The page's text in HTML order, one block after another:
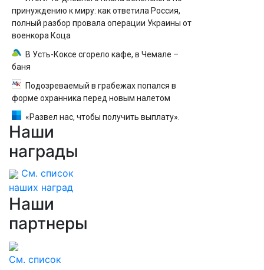
принуждению к миру: как ответила Россия,
полный разбор провала операции Украины от
военкора Коца
В Усть-Коксе сгорело кафе, в Чемале –
баня
Подозреваемый в грабежах попался в
форме охранника перед новым налетом
«Развел нас, чтобы получить выплату».
Вдова бойца случайно узнала, что их брак
Наши
награды
См. список
наших наград
Наши
партнеры
См. список